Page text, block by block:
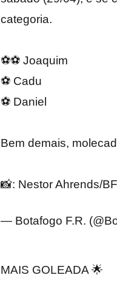
categoria.
⚽️⚽️ Joaquim
⚽️ Cadu
⚽️ Daniel
Bem demais,
📸: Nestor Ahrends/
— Botafogo F.R.
MAIS GOLEADA 🌟